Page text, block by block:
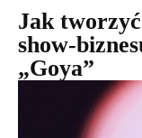
Jak
show-
„Goya”